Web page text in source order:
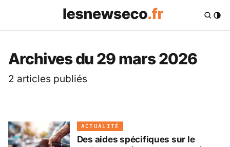
Les News Eco .fr —
Archives du 29 mars 2026
2 articles publiés
ACTUALITÉ
Des aides spécifiques sur le